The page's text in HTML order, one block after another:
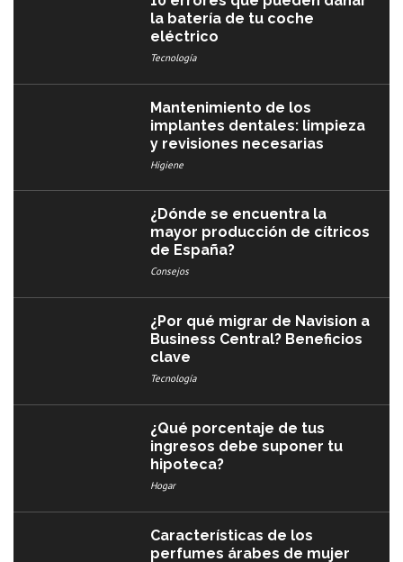
la batería de tu coche
eléctrico
Tecnología
Mantenimiento de los
implantes dentales: limpieza
y revisiones necesarias
Higiene
¿Dónde se encuentra la
mayor producción de cítricos
de España?
Consejos
¿Por qué migrar de Navision a
Business Central? Beneficios
clave
Tecnología
¿Qué porcentaje de tus
ingresos debe suponer tu
hipoteca?
Hogar
Características de los
perfumes árabes de mujer